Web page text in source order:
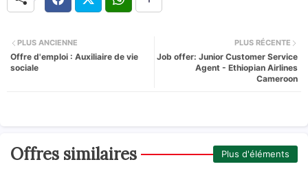
PLUS RÉCENTE
Job offer: Junior Customer Service
Agent - Ethiopian Airlines
Cameroon
PLUS ANCIENNE
Offre d'emploi : Auxiliaire de vie
sociale
Offres similaires Plus d'éléments